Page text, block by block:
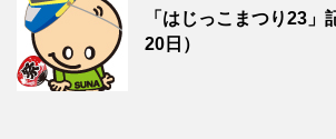
「はじっこまつり23」
20日）